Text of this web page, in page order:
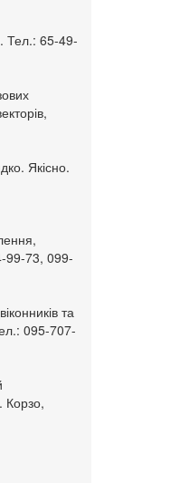
65-49-
Якісно.
99-73, 099-
та
095-707-
Корзо,